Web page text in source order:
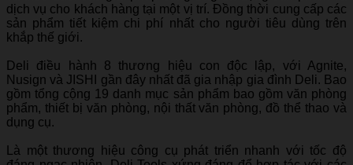
dịch vụ cho khách hàng tại một vị trí. Đồng thời cung cấp các
sản phẩm tiết kiệm chi phí nhất cho người tiêu dùng trên
khắp thế giới.
Deli điều hành 8 thương hiệu con độc lập, với Agnite,
Nusign và JISHI gần đây nhất đã gia nhập gia đình Deli. Bao
gồm tổng cộng 19 danh mục sản phẩm bao gồm văn phòng
phẩm, thiết bị văn phòng, nội thất văn phòng, đồ thể thao và
dụng cụ.
Là một thương hiệu công cụ phát triển nhanh với tốc độ